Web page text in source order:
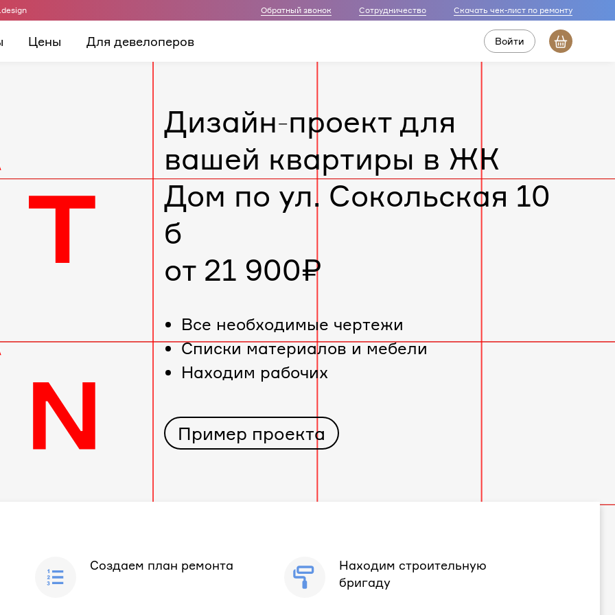
Обратный звонок Сотрудничество Скачать чек-лист по ремонту
Цены Для девелоперов Войти
Дизайн-проект для
вашей квартиры в ЖК
Дом по ул. Сокольская 10
б
от 21 900₽
Все необходимые чертежи
Cписки материалов и мебели
Находим рабочих
Пример проекта
Создаем план ремонта
Находим строительную
бригаду